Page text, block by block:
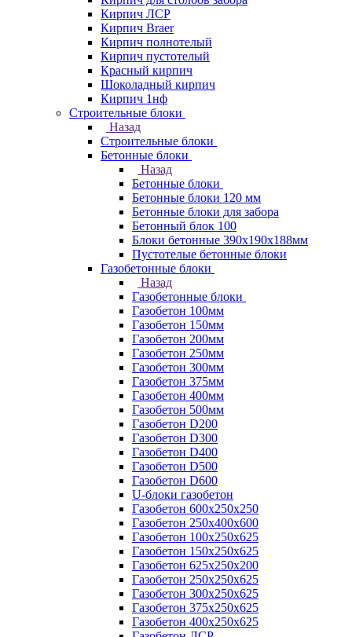
Кирпич ЛСР
Кирпич Braer
Кирпич полнотелый
Кирпич пустотелый
Красный кирпич
Шоколадный кирпич
Кирпич 1нф
Строительные блоки
Назад
Строительные блоки
Бетонные блоки
Назад
Бетонные блоки
Бетонные блоки 120 мм
Бетонные блоки для забора
Бетонный блок 100
Блоки бетонные 390х190х188мм
Пустотелые бетонные блоки
Газобетонные блоки
Назад
Газобетонные блоки
Газобетон 100мм
Газобетон 150мм
Газобетон 200мм
Газобетон 250мм
Газобетон 300мм
Газобетон 375мм
Газобетон 400мм
Газобетон 500мм
Газобетон D200
Газобетон D300
Газобетон D400
Газобетон D500
Газобетон D600
U-блоки газобетон
Газобетон 600x250x250
Газобетон 250x400x600
Газобетон 100х250х625
Газобетон 150х250х625
Газобетон 625х250х200
Газобетон 250х250х625
Газобетон 300х250х625
Газобетон 375х250х625
Газобетон 400х250х625